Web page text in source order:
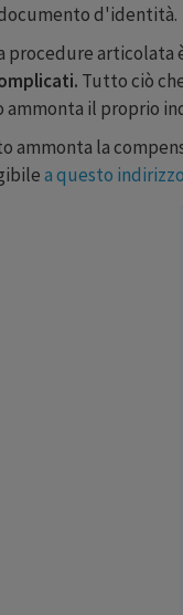
d'identità.
articolata
Tutto ciò
ammonta il proprio
ammonta la
a questo